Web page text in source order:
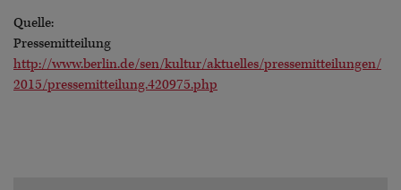
Quelle:
Pressemitteilung
http://www.berlin.de/sen/kultur/aktuelles/pressemitteilungen/
2015/pressemitteilung.420975.php